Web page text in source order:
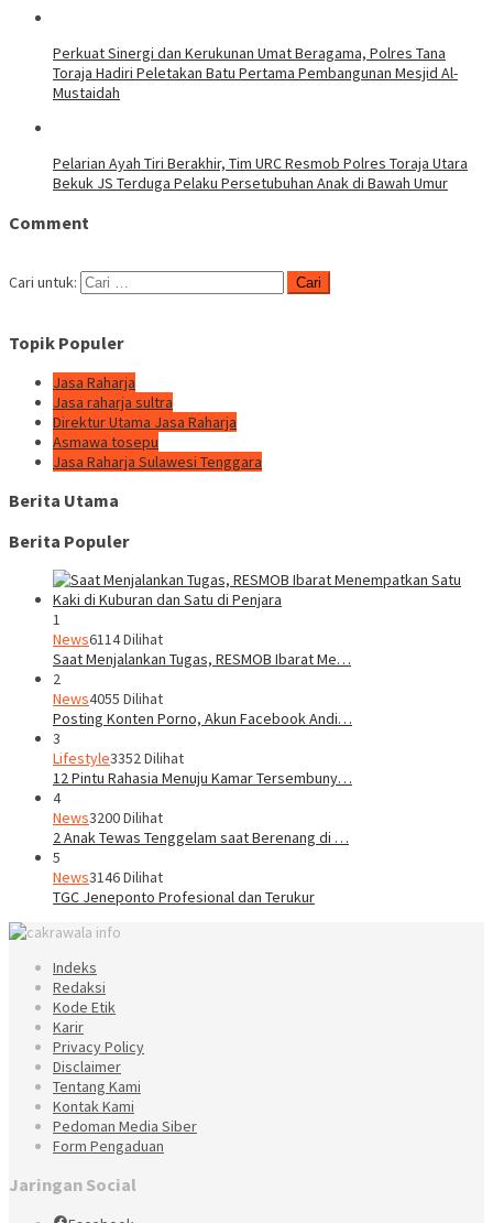
Perkuat Sinergi dan Kerukunan Umat Beragama, Polres Tana
Toraja Hadiri Peletakan Batu Pertama Pembangunan Mesjid Al-
Mustaidah
Pelarian Ayah Tiri Berakhir, Tim URC Resmob Polres Toraja Utara
Bekuk JS Terduga Pelaku Persetubuhan Anak di Bawah Umur
Comment
Cari untuk:
Topik Populer
Jasa Raharja
Jasa raharja sultra
Direktur Utama Jasa Raharja
Asmawa tosepu
Jasa Raharja Sulawesi Tenggara
Berita Utama
Berita Populer
1
News6114 Dilihat
Saat Menjalankan Tugas, RESMOB Ibarat Me…
2
News4055 Dilihat
Posting Konten Porno, Akun Facebook Andi…
3
Lifestyle3352 Dilihat
12 Pintu Rahasia Menuju Kamar Tersembuny…
4
News3200 Dilihat
2 Anak Tewas Tenggelam saat Berenang di …
5
News3146 Dilihat
TGC Jeneponto Profesional dan Terukur
Indeks
Redaksi
Kode Etik
Karir
Privacy Policy
Disclaimer
Tentang Kami
Kontak Kami
Pedoman Media Siber
Form Pengaduan
Jaringan Social